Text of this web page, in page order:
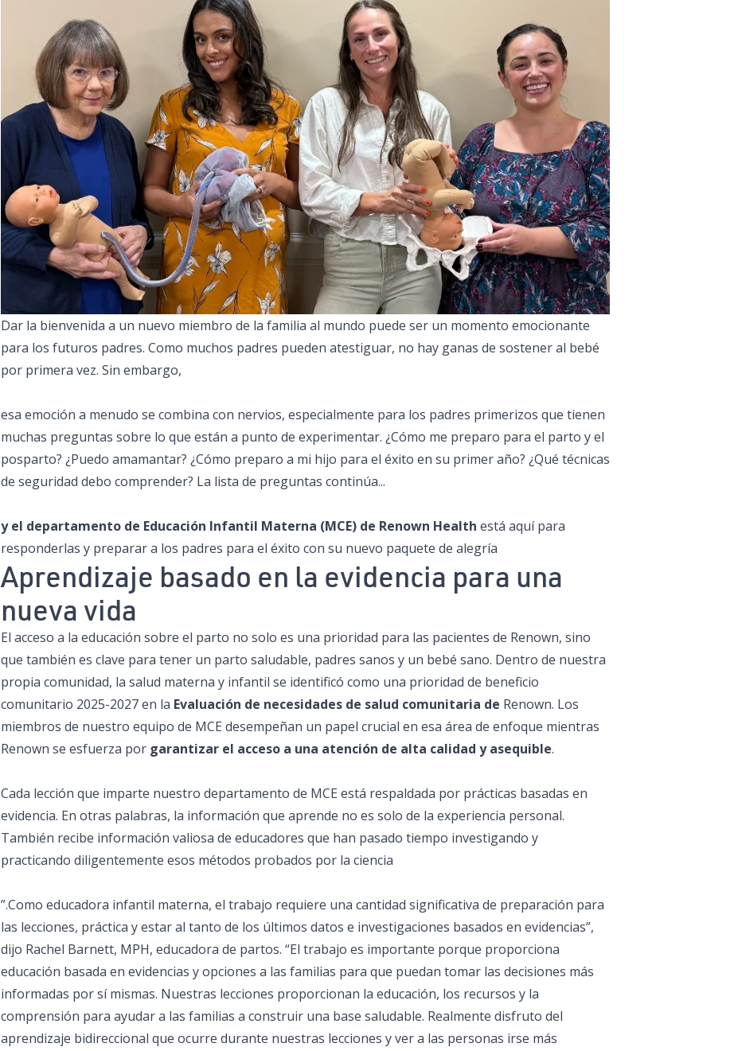
Dar la bienvenida a un nuevo miembro de la familia al mundo puede ser un momento emocionante
para los futuros padres. Como muchos padres pueden atestiguar, no hay ganas de sostener al bebé
por primera vez. Sin embargo,
esa emoción a menudo se combina con nervios, especialmente para los padres primerizos que tienen
muchas preguntas sobre lo que están a punto de experimentar. ¿Cómo me preparo para el parto y el
posparto? ¿Puedo amamantar? ¿Cómo preparo a mi hijo para el éxito en su primer año? ¿Qué técnicas
de seguridad debo comprender? La lista de preguntas continúa...
y el departamento de Educación Infantil Materna (MCE) de Renown Health está aquí para
responderlas y preparar a los padres para el éxito con su nuevo paquete de alegría
Aprendizaje basado en la evidencia para una
nueva vida
El acceso a la educación sobre el parto no solo es una prioridad para las pacientes de Renown, sino
que también es clave para tener un parto saludable, padres sanos y un bebé sano. Dentro de nuestra
propia comunidad, la salud materna y infantil se identificó como una prioridad de beneficio
comunitario 2025-2027 en la Evaluación de necesidades de salud comunitaria de Renown. Los
miembros de nuestro equipo de MCE desempeñan un papel crucial en esa área de enfoque mientras
Renown se esfuerza por garantizar el acceso a una atención de alta calidad y asequible.
Cada lección que imparte nuestro departamento de MCE está respaldada por prácticas basadas en
evidencia. En otras palabras, la información que aprende no es solo de la experiencia personal.
También recibe información valiosa de educadores que han pasado tiempo investigando y
practicando diligentemente esos métodos probados por la ciencia
”.Como educadora infantil materna, el trabajo requiere una cantidad significativa de preparación para
las lecciones, práctica y estar al tanto de los últimos datos e investigaciones basados en evidencias”,
dijo Rachel Barnett, MPH, educadora de partos. “El trabajo es importante porque proporciona
educación basada en evidencias y opciones a las familias para que puedan tomar las decisiones más
informadas por sí mismas. Nuestras lecciones proporcionan la educación, los recursos y la
comprensión para ayudar a las familias a construir una base saludable. Realmente disfruto del
aprendizaje bidireccional que ocurre durante nuestras lecciones y ver a las personas irse más